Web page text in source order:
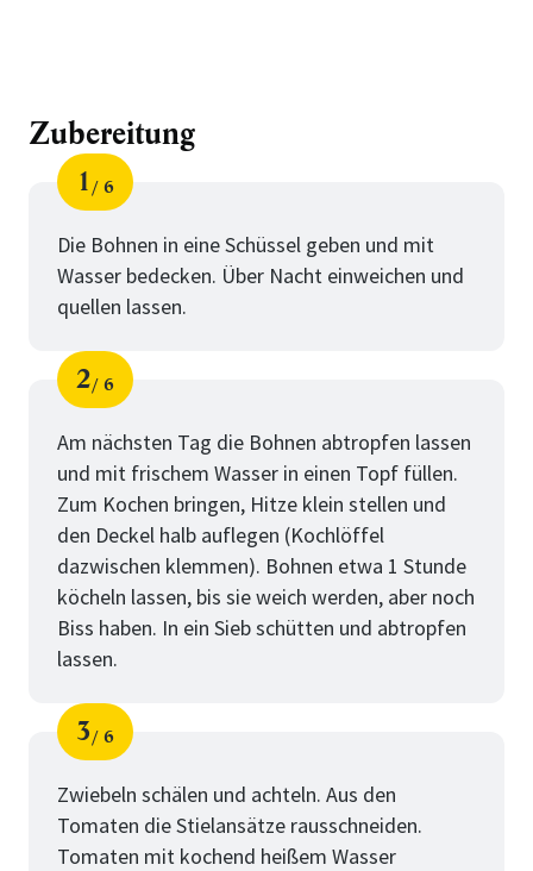
Zubereitung
Schritt
1
von
6
Die Bohnen in eine Schüssel geben und mit
Wasser bedecken. Über Nacht einweichen und
quellen lassen.
Schritt
2
von
6
Am nächsten Tag die Bohnen abtropfen lassen
und mit frischem Wasser in einen Topf füllen.
Zum Kochen bringen, Hitze klein stellen und
den Deckel halb auflegen (Kochlöffel
dazwischen klemmen). Bohnen etwa 1 Stunde
köcheln lassen, bis sie weich werden, aber noch
Biss haben. In ein Sieb schütten und abtropfen
lassen.
Schritt
3
von
6
Zwiebeln schälen und achteln. Aus den
Tomaten die Stielansätze rausschneiden.
Tomaten mit kochend heißem Wasser